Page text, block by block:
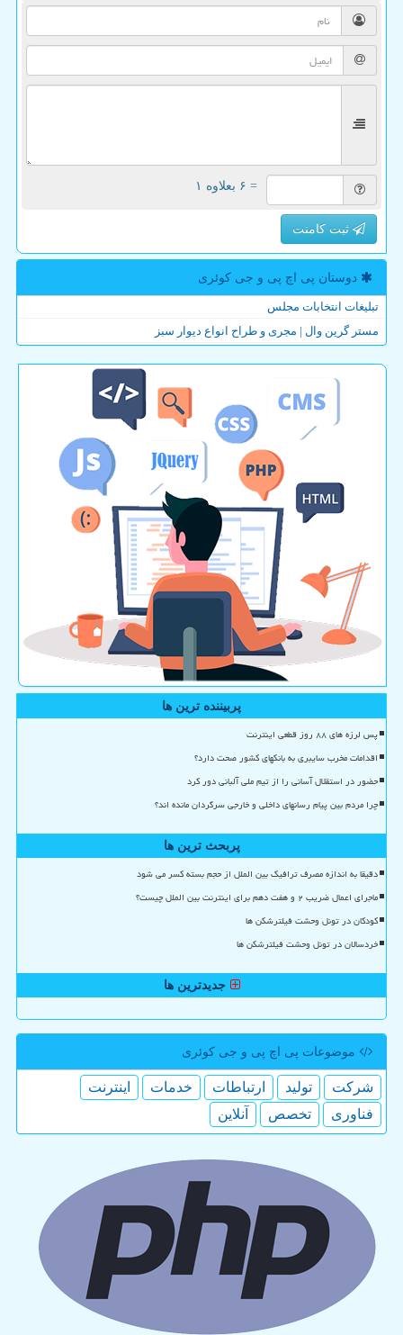
= ۶ بعلاوه ۱
ثبت کامنت
دوستان پی اچ پی و جی كوئری
تبلیغات انتخابات مجلس
مستر گرین وال | مجری و طراح انواع دیوار سبز
پربیننده ترین ها
پس لرزه های ۸۸ روز قطعی اینترنت
اقدامات مخرب سایبری به بانکهای کشور صحت دارد؟
حضور در استقلال آسانی را از تیم ملی آلبانی دور کرد
چرا مردم بین پیام رسانهای داخلی و خارجی سرگردان مانده اند؟
پربحث ترین ها
دقیقا به اندازه مصرف ترافیک بین الملل از حجم بسته کسر می شود
ماجرای اعمال ضریب ۲ و هفت دهم برای اینترنت بین الملل چیست؟
کودکان در تونل وحشت فیلترشکن ها
خردسالان در تونل وحشت فیلترشکن ها
جدیدترین ها
موضوعات پی اچ پی و جی كوئری
شركت تولید ارتباطات خدمات
اینترنت
فناوری
تخصص آنلاین